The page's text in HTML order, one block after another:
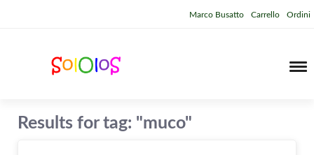
Marco Busatto Carrello Ordini
Results for tag: "muco"